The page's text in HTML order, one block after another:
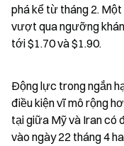
phá kể từ tháng 2.
vượt qua ngưỡng
tới $1.70 và $1.90.
Động lực trong ngắn
điều kiện vĩ mô rộng
tại giữa Mỹ và Iran có
vào ngày 22 tháng 4